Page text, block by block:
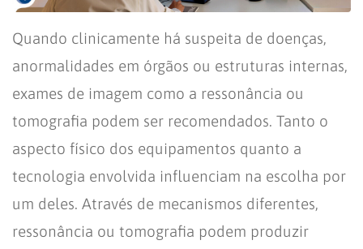
Quando clinicamente há suspeita de doenças,
anormalidades em órgãos ou estruturas internas,
exames de imagem como a ressonância ou
tomografia podem ser recomendados. Tanto o
aspecto físico dos equipamentos quanto a
tecnologia envolvida influenciam na escolha por
um deles. Através de mecanismos diferentes,
ressonância ou tomografia podem produzir